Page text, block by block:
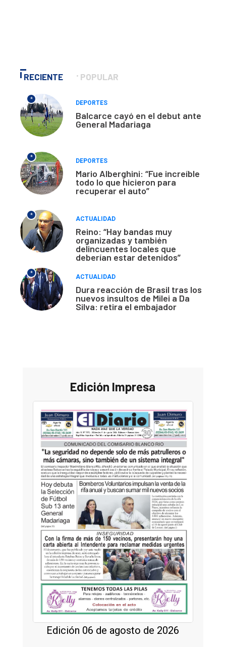
RECIENTE POPULAR
*
DEPORTES
Balcarce cayó en el debut ante
General Madariaga
*
DEPORTES
Mario Alberghini: “Fue increíble
todo lo que hicieron para
recuperar el auto”
*
ACTUALIDAD
Reino: “Hay bandas muy
organizadas y también
delincuentes locales que
deberían estar detenidos”
*
ACTUALIDAD
Dura reacción de Brasil tras los
nuevos insultos de Milei a Da
Silva: retira el embajador
Edición Impresa
Edición 06 de agosto de 2026